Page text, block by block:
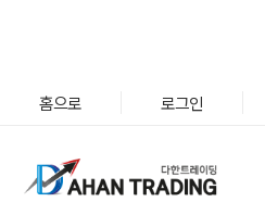
홈으로 로그인